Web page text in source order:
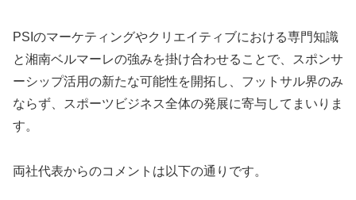
PSIのマーケティングやクリエイティブにおける専門知識
と湘南ベルマーレの強みを掛け合わせることで、スポンサ
ーシップ活用の新たな可能性を開拓し、フットサル界のみ
ならず、スポーツビジネス全体の発展に寄与してまいりま
す。
両社代表からのコメントは以下の通りです。